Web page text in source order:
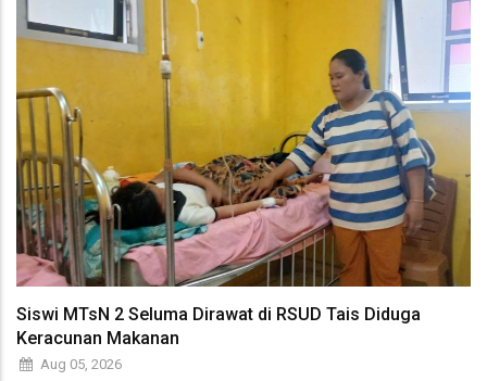
Siswi MTsN 2 Seluma Dirawat di RSUD Tais Diduga
Keracunan Makanan
Aug 05, 2026